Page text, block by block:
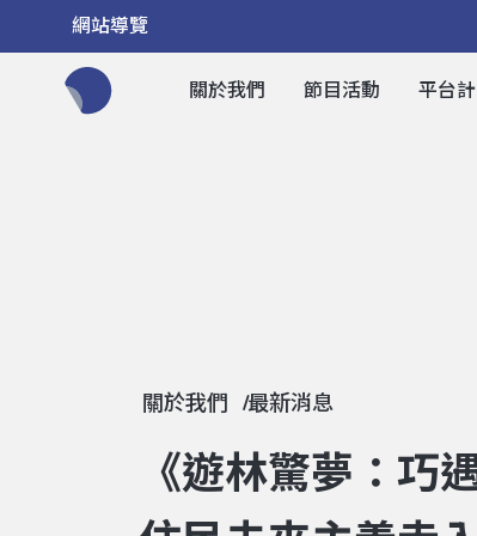
網站導覽
關於我們 節目活動 平台
關於我們 最新消息
《遊林驚夢：巧